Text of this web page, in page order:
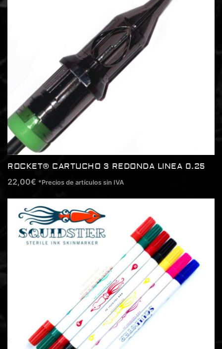
ROCKET® CARTUCHO 3 REDONDA LINEA 0.25
22,00€ *Precios de artículos sin IVA